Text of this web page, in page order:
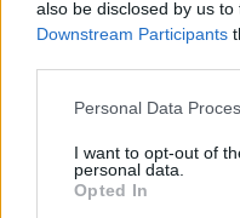
also be disclosed by us
Downstream Participants
Please note that this
not limited to your visit or
grant or deny consent to
use your data for below
Personal Data
I want to opt-out of
personal data.
Opted In